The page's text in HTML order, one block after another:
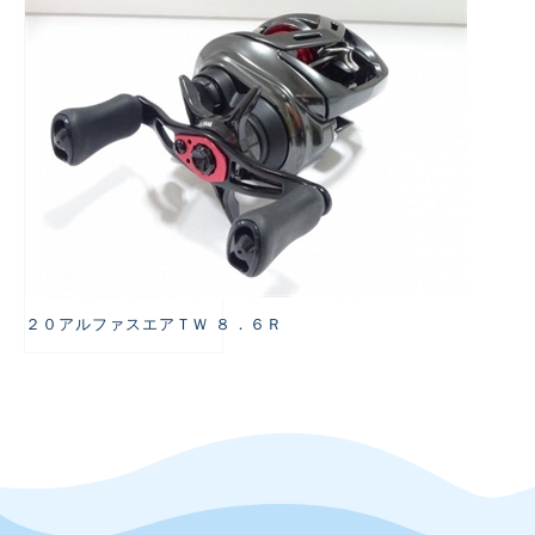
２０アルファスエアＴＷ ８．６Ｒ